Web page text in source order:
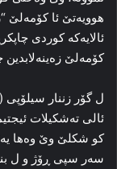
هوویه‌تێ ئا
ئالایه‌که‌ کوردی
کۆمه‌لێ زه‌ینه‌لابدین
ل گۆر زننار سیلۆپی
ئالی ته‌شکیلات
کو شکلێ وێ وه‌ها
سه‌ر سپی ڕۆژ و ل